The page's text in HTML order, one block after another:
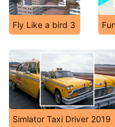
Fly Like a bird 3
Simlator Taxi Driver 2019